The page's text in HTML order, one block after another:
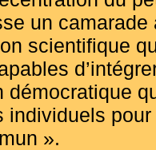
un
scientifique
démocratique
individuels
».